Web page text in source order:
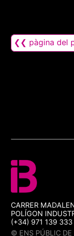
❮❮ pàgina del
CARRER
POLÍGON
(+34) 971 139 333
© ENS PÚBLIC DE